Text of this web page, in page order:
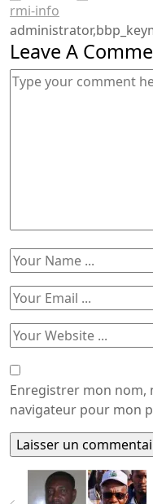
rmi-info
Leave A
Enregistrer mon nom,
navigateur pour mon